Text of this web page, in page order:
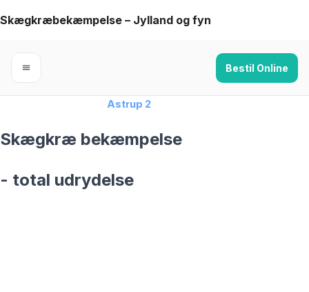
Skip
content
Skægkræbekæmpelse – Jylland og fyn
Bestil Online
Astrup 2
Skægkræ bekæmpelse
- total udrydelse